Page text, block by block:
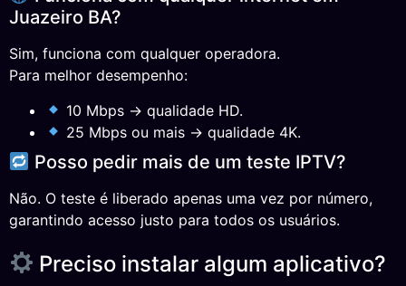
Juazeiro BA?
Sim, funciona com qualquer operadora.
Para melhor desempenho:
10 Mbps → qualidade HD.
25 Mbps ou mais → qualidade 4K.
Posso pedir mais de um teste IPTV?
Não. O teste é liberado apenas uma vez por número,
garantindo acesso justo para todos os usuários.
Preciso instalar algum aplicativo?